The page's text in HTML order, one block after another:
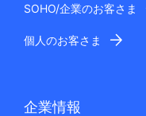
SOHO/企業のお客さま
個人のお客さま
企業情報